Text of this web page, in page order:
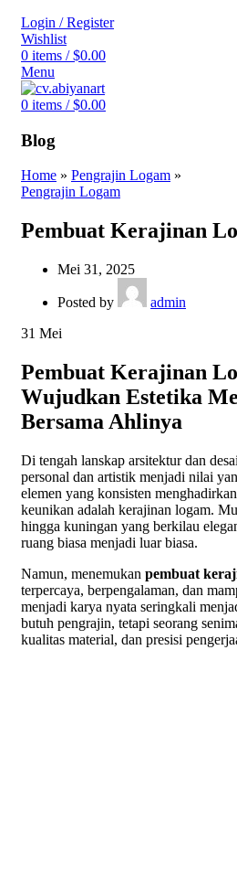
Login / Register
Wishlist
0 items / $0.00
Menu
0 items / $0.00
Blog
Home » Pengrajin Logam »
Pengrajin Logam
Pembuat Kerajinan
Mei 31, 2025
Posted by
admin
31 Mei
Pembuat Kerajinan
Wujudkan Estetika
Bersama Ahlinya
Di tengah lanskap arsitektur dan
personal dan artistik menjadi nilai
elemen yang konsisten
keunikan adalah kerajinan logam.
hingga kuningan yang berkilau
ruang biasa menjadi luar biasa.
Namun, menemukan pembuat
terpercaya, berpengalaman, dan
menjadi karya nyata seringkali
butuh pengrajin, tetapi seorang
kualitas material, dan presisi